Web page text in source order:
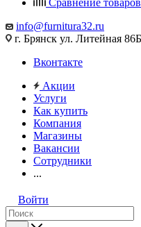
Сравнение товаров
info@furnitura32.ru
г. Брянск ул. Литейная 86Б
Вконтакте
Акции
Услуги
Как купить
Компания
Магазины
Вакансии
Сотрудники
...
Войти